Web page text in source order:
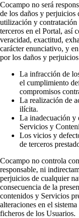
Cocampo no será
de los daños y perjuicios
utilización y contratación
terceros en el Portal, así
veracidad, exactitud,
carácter enunciativo, y
por los daños y
La infracción de
el cumplimiento
compromisos
La realización de
ilícita.
La inadecuación y
Servicios y
Los vicios y
de terceros
Cocampo no controla
responsable, ni
perjuicios de cualquier
consecuencia de la
contenidos y Servicios
alteraciones en el
ficheros de los Usuarios.